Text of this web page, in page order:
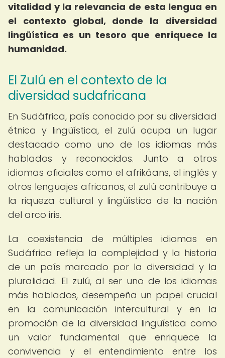
vitalidad y la relevancia de esta lengua en
el contexto global, donde la diversidad
lingüística es un tesoro que enriquece la
humanidad.
El Zulú en el contexto de la
diversidad sudafricana
En Sudáfrica, país conocido por su diversidad
étnica y lingüística, el zulú ocupa un lugar
destacado como uno de los idiomas más
hablados y reconocidos. Junto a otros
idiomas oficiales como el afrikáans, el inglés y
otros lenguajes africanos, el zulú contribuye a
la riqueza cultural y lingüística de la nación
del arco iris.
La coexistencia de múltiples idiomas en
Sudáfrica refleja la complejidad y la historia
de un país marcado por la diversidad y la
pluralidad. El zulú, al ser uno de los idiomas
más hablados, desempeña un papel crucial
en la comunicación intercultural y en la
promoción de la diversidad lingüística como
un valor fundamental que enriquece la
convivencia y el entendimiento entre los